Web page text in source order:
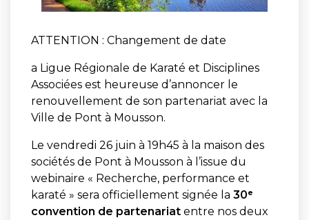
ATTENTION : Changement de date
a Ligue Régionale de Karaté et Disciplines
Associées est heureuse d’annoncer le
renouvellement de son partenariat avec la
Ville de Pont à Mousson.
Le vendredi 26 juin à 19h45 à la maison des
sociétés de Pont à Mousson à l’issue du
webinaire « Recherche, performance et
karaté » sera officiellement signée la 30ᵉ
convention de partenariat entre nos deux